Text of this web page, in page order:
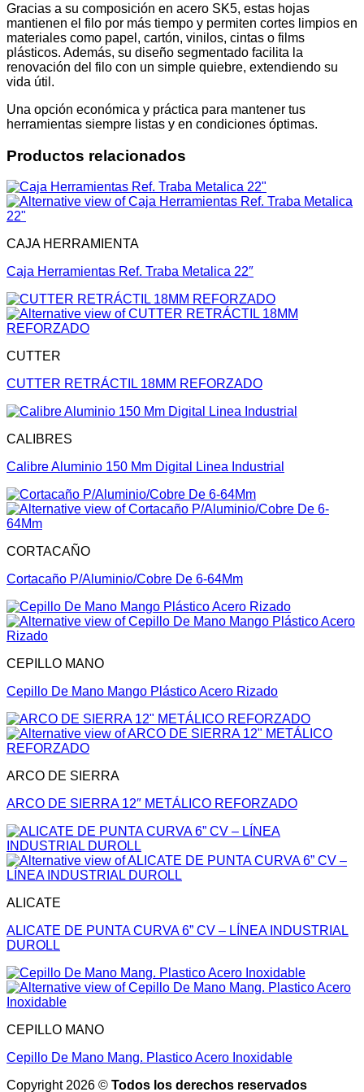
Gracias a su composición en acero SK5, estas hojas
mantienen el filo por más tiempo y permiten cortes limpios en
materiales como papel, cartón, vinilos, cintas o films
plásticos. Además, su diseño segmentado facilita la
renovación del filo con un simple quiebre, extendiendo su
vida útil.
Una opción económica y práctica para mantener tus
herramientas siempre listas y en condiciones óptimas.
Productos relacionados
CAJA HERRAMIENTA
Caja Herramientas Ref. Traba Metalica 22″
CUTTER
CUTTER RETRÁCTIL 18MM REFORZADO
CALIBRES
Calibre Aluminio 150 Mm Digital Linea Industrial
CORTACAÑO
Cortacaño P/Aluminio/Cobre De 6-64Mm
CEPILLO MANO
Cepillo De Mano Mango Plástico Acero Rizado
ARCO DE SIERRA
ARCO DE SIERRA 12″ METÁLICO REFORZADO
ALICATE
ALICATE DE PUNTA CURVA 6” CV – LÍNEA INDUSTRIAL
DUROLL
CEPILLO MANO
Cepillo De Mano Mang. Plastico Acero Inoxidable
Copyright 2026 © Todos los derechos reservados